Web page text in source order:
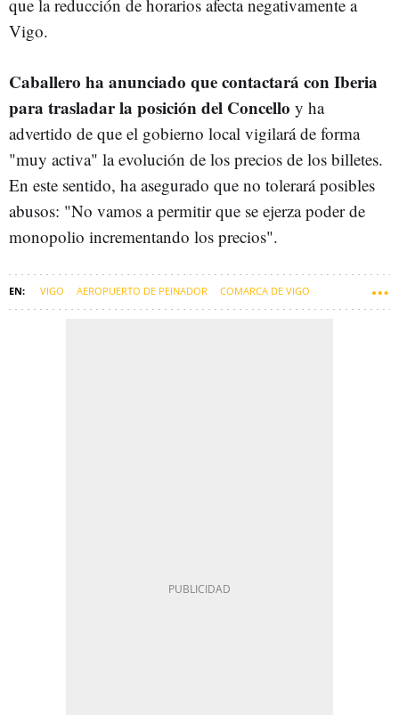
que la reducción de horarios afecta negativamente a
Vigo.
Caballero ha anunciado que contactará con Iberia
para trasladar la posición del Concello y ha
advertido de que el gobierno local vigilará de forma
"muy activa" la evolución de los precios de los billetes.
En este sentido, ha asegurado que no tolerará posibles
abusos: "No vamos a permitir que se ejerza poder de
monopolio incrementando los precios".
VIGO AEROPUERTO DE PEINADOR COMARCA DE VIGO